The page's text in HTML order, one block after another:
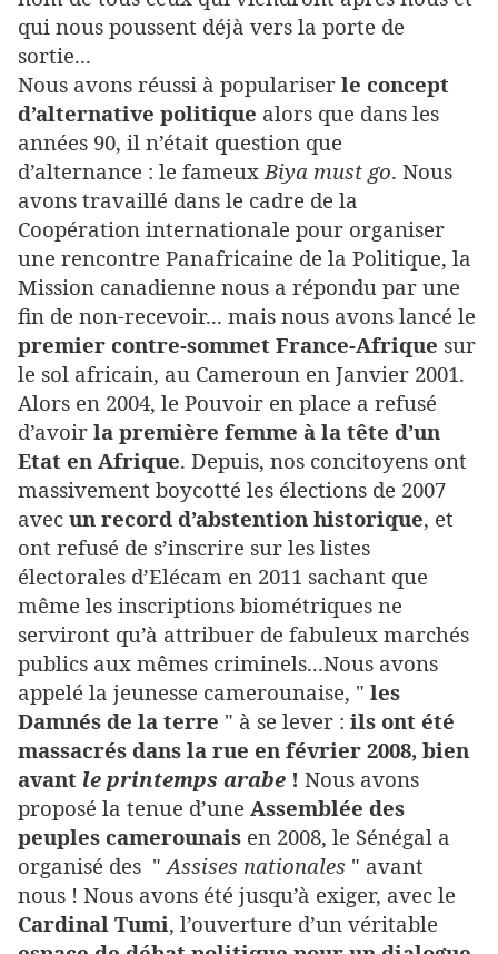
qui nous poussent déjà vers la porte de
sortie...
Nous avons réussi à populariser le concept
d’alternative politique alors que dans les
années 90, il n’était question que
d’alternance : le fameuxBiya must go. Nous
avons travaillé dans le cadre de la
Coopération internationale pour organiser
une rencontre Panafricaine de la Politique, la
Mission canadienne nous a répondu par une
fin de non-recevoir... mais nous avons lancé le
premier contre-sommet France-Afrique sur
le sol africain, au Cameroun en Janvier 2001.
Alors en 2004, le Pouvoir en place a refusé
d’avoir la première femme à la tête d’un
Etat en Afrique. Depuis, nos concitoyens ont
massivement boycotté les élections de 2007
avec un record d’abstention historique, et
ont refusé de s’inscrire sur les listes
électorales d’Elécam en 2011 sachant que
même les inscriptions biométriques ne
serviront qu’à attribuer de fabuleux marchés
publics aux mêmes criminels...Nous avons
appelé la jeunesse camerounaise, " les
Damnés de la terre " à se lever : ils ont été
massacrés dans la rue en février 2008, bien
avant le printemps arabe ! Nous avons
proposé la tenue d’une Assemblée des
peuples camerounais en 2008, le Sénégal a
organisé des "Assises nationales " avant
nous ! Nous avons été jusqu’à exiger, avec le
Cardinal Tumi, l’ouverture d’un véritable